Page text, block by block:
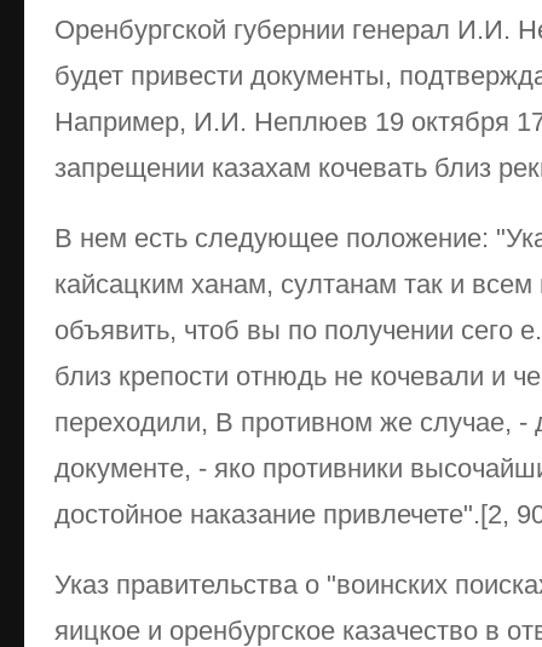
Оренбургской губернии генерал И.И.
будет привести документы,
Например, И.И. Неплюев 19 октября
запрещении казахам кочевать близ
В нем есть следующее положение:
кайсацким ханам, султанам так и
объявить, чтоб вы по получении сего
близ крепости отнюдь не кочевали и
переходили, В противном же случае, -
документе, - яко противники
достойное наказание привлечете".[2,
Указ правительства о "воинских
яицкое и оренбургское казачество в